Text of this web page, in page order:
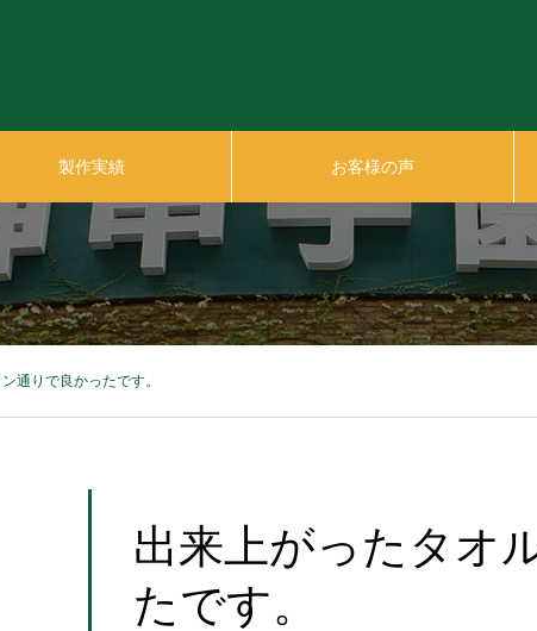
製作実績 お客様の声
通りで良かったです。
出来上がったタオ
たです。